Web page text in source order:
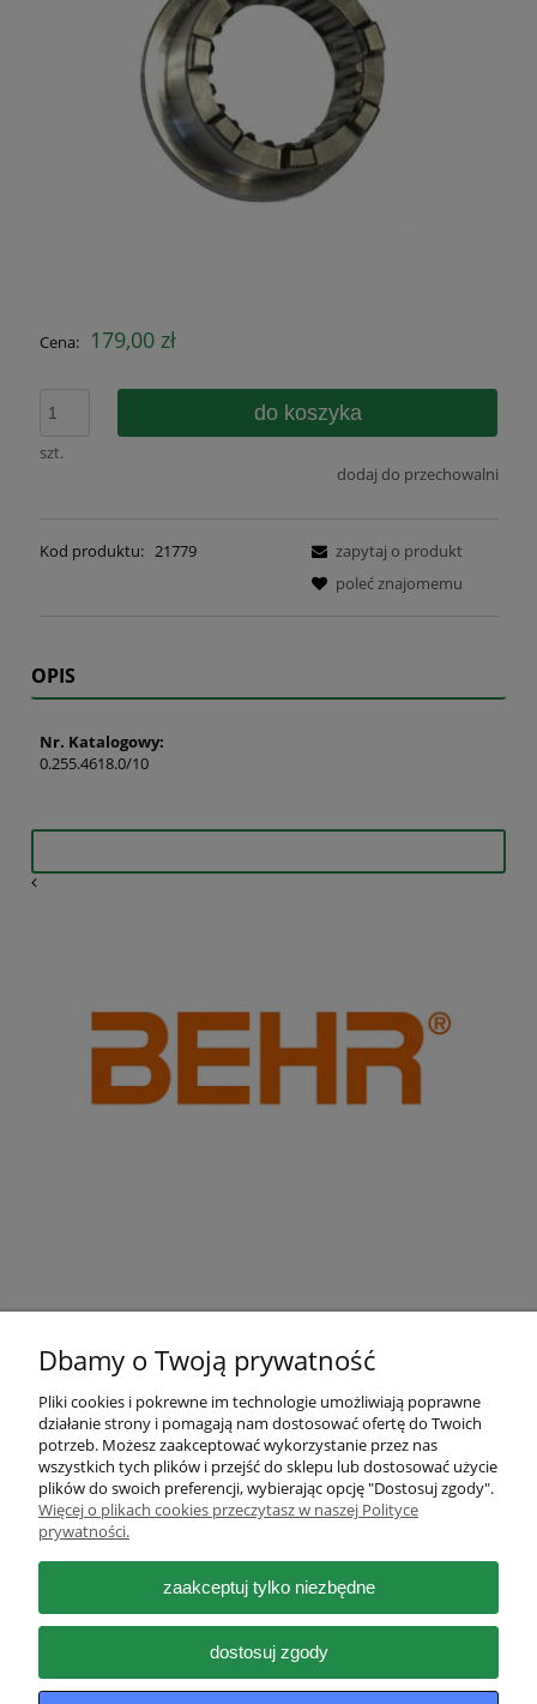
Cena: 179,00 zł
szt.
do koszyka
dodaj do przechowalni
Kod produktu: 21779
zapytaj o produkt
poleć znajomemu
OPIS
Nr. Katalogowy:
0.255.4618.0/10
Pomoc
Moje konto
Płatności i dostawa
Informacje
O nas
Dbamy o Twoją prywatność
Pliki cookies i pokrewne im technologie umożliwiają poprawne
działanie strony i pomagają nam dostosować ofertę do Twoich
potrzeb. Możesz zaakceptować wykorzystanie przez nas
wszystkich tych plików i przejść do sklepu lub dostosować użycie
plików do swoich preferencji, wybierając opcję "Dostosuj zgody".
Więcej o plikach cookies przeczytasz w naszej Polityce
prywatności.
zaakceptuj tylko niezbędne
dostosuj zgody